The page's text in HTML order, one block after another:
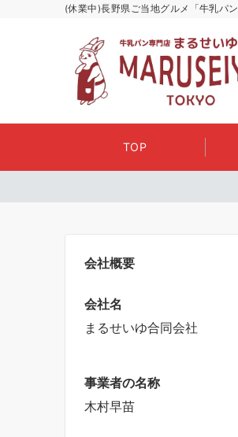
(休業中)長野県ご当地グルメ「牛乳パ
TOP
会社概要
会社名
まるせいゆ合同会社
事業者の名称
木村早苗